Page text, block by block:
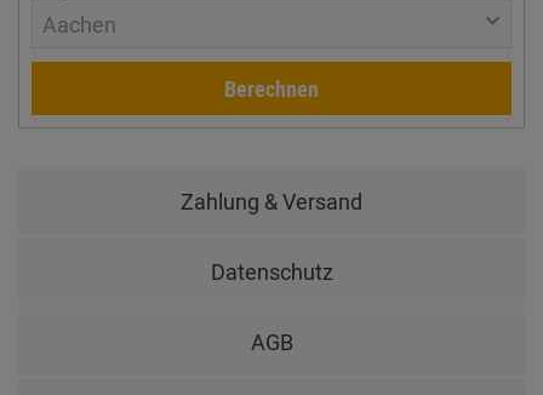
Aachen
Berechnen
Zahlung & Versand
Datenschutz
AGB